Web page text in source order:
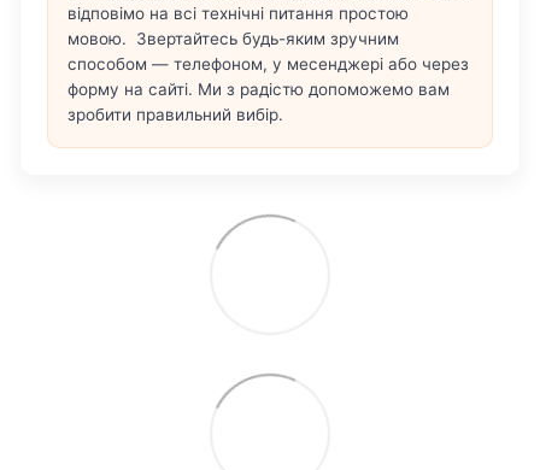
відповімо на всі технічні питання простою
мовою. Звертайтесь будь-яким зручним
способом — телефоном, у месенджері або через
форму на сайті. Ми з радістю допоможемо вам
зробити правильний вибір.